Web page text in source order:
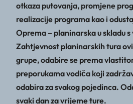
otkaza putovanja, promjene
realizacije programa kao i
Oprema – planinarska u skladu
Zahtjevnost planinarskih tura
grupe, odabire se prema
preporukama vodiča koji
odabira za svakog pojedinca.
svaki dan za vrijeme ture.